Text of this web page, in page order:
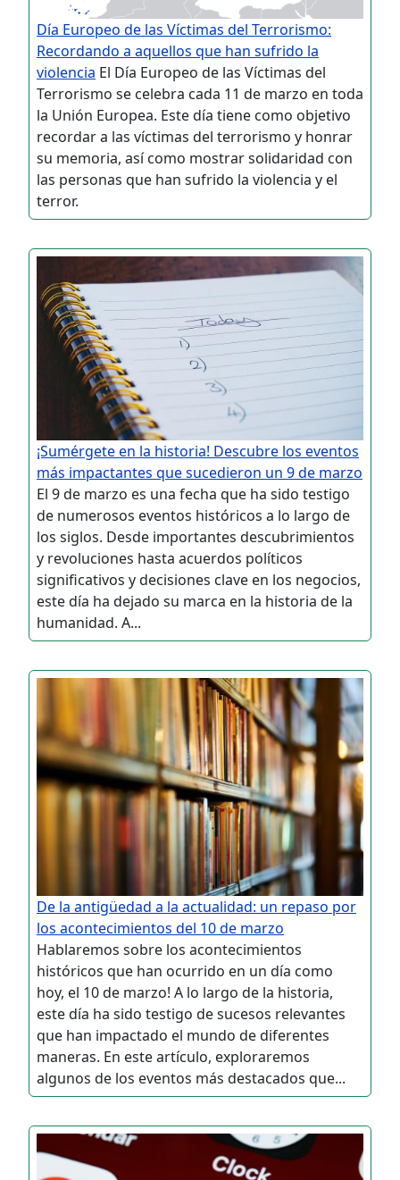
Día Europeo de las Víctimas del Terrorismo:
Recordando a aquellos que han sufrido la
violencia El Día Europeo de las Víctimas del
Terrorismo se celebra cada 11 de marzo en toda
la Unión Europea. Este día tiene como objetivo
recordar a las víctimas del terrorismo y honrar
su memoria, así como mostrar solidaridad con
las personas que han sufrido la violencia y el
terror.
¡Sumérgete en la historia! Descubre los eventos
más impactantes que sucedieron un 9 de marzo
El 9 de marzo es una fecha que ha sido testigo
de numerosos eventos históricos a lo largo de
los siglos. Desde importantes descubrimientos
y revoluciones hasta acuerdos políticos
significativos y decisiones clave en los negocios,
este día ha dejado su marca en la historia de la
humanidad. A...
De la antigüedad a la actualidad: un repaso por
los acontecimientos del 10 de marzo
Hablaremos sobre los acontecimientos
históricos que han ocurrido en un día como
hoy, el 10 de marzo! A lo largo de la historia,
este día ha sido testigo de sucesos relevantes
que han impactado el mundo de diferentes
maneras. En este artículo, exploraremos
algunos de los eventos más destacados que...